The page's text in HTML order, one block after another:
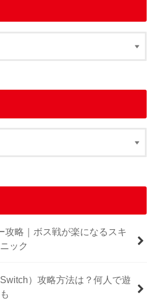
攻略｜ボス戦が楽になるスキ
ック
）攻略方法は？何人で遊